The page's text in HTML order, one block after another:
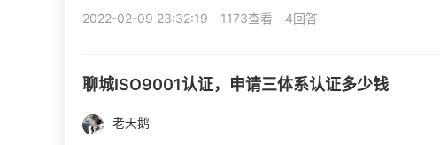
2022-02-09 23:32:19 1173查看 4回答
聊城ISO9001认证，申请三体系认证多少钱
老天鹅